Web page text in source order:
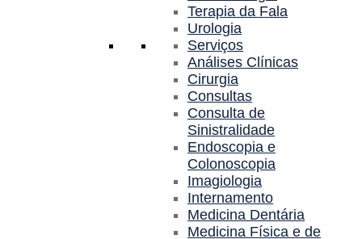
Terapia da Fala
Urologia
Serviços
Análises Clínicas
Cirurgia
Consultas
Consulta de
Sinistralidade
Endoscopia e
Colonoscopia
Imagiologia
Internamento
Medicina Dentária
Medicina Física e de